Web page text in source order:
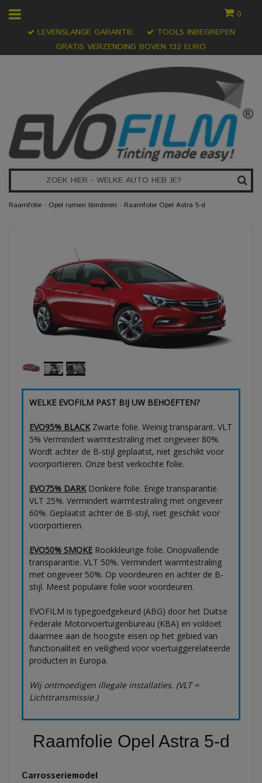
0
GRATIS VERZENDING BOVEN 132 EURO
LEVENSLANGE GARANTIE TOOLS INBEGREPEN
Raamfolie › Opel ramen blinderen › Raamfolie Opel Astra 5-d
WELKE EVOFILM PAST BIJ UW BEHOEFTEN?
EVO95% BLACKZwarte folie. Weinig transparant. VLT
5% Vermindert warmtestraling met ongeveer 80%.
Wordt achter de B-stijl geplaatst, niet geschikt voor
voorportieren. Onze best verkochte folie.
EVO75% DARKDonkere folie. Enige transparantie.
VLT 25%. Vermindert warmtestraling met ongeveer
60%. Geplaatst achter de B-stijl, niet geschikt voor
voorportieren.
EVO50% SMOKE Rookkleurige folie. Onopvallende
transparantie. VLT 50%. Vermindert warmtestraling
met ongeveer 50%. Op voordeuren en achter de B-
stijl. Meest populaire folie voor voordeuren.
EVOFILM is typegoedgekeurd (ABG) door het Duitse
Federale Motorvoertuigenbureau (KBA) en voldoet
daarmee aan de hoogste eisen op het gebied van
functionaliteit en veiligheid voor voertuiggerelateerde
producten in Europa.
Wij ontmoedigen illegale installaties. (VLT =
Lichttransmissie.)
Raamfolie Opel Astra 5-d
Carrosseriemodel